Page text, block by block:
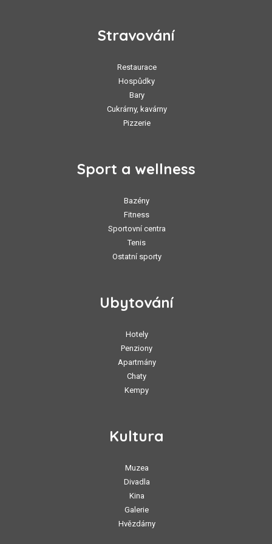
Stravování
Restaurace
Hospůdky
Bary
Cukrárny, kavárny
Pizzerie
Sport a wellness
Bazény
Fitness
Sportovní centra
Tenis
Ostatní sporty
Ubytování
Hotely
Penziony
Apartmány
Chaty
Kempy
Kultura
Muzea
Divadla
Kina
Galerie
Hvězdárny